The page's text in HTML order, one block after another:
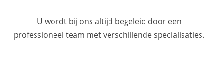
U wordt bij ons altijd begeleid door een
professioneel team met verschillende specialisaties.